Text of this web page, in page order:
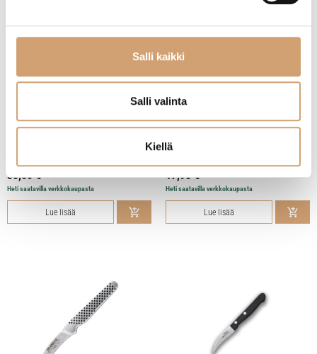
Salli kaikki
Salli valinta
Kiellä
Global GSF-15 kuorimaveitsi 8cm
55,00€
Heti saatavilla verkkokaupasta
Lue lisää
Arcos kynsiveitsi 6cm
17,90€
Heti saatavilla verkkokaupasta
Lue lisää